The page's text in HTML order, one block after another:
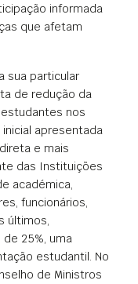
informada
que afetam
sua particular
de redução da
nos
apresentada
e mais
das Instituições
académica,
funcionários,
últimos,
25%, uma
estudantil. No
de Ministros